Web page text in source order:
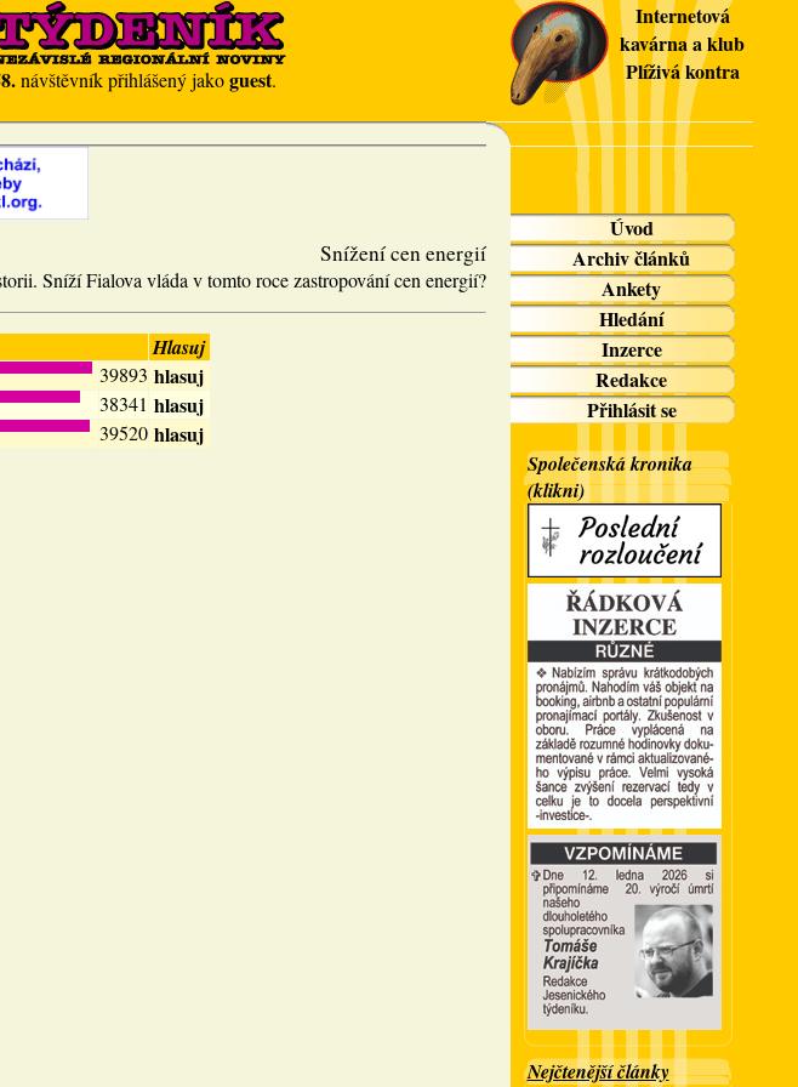
návštěvník přihlášený jakoguest.
Internetová
kavárna a klub
Plíživá kontra
Snížení cen energií
Sníží Fialova vláda v tomto roce zastropování cen energií?
Hlasuj
39893 hlasuj
38341 hlasuj
39520 hlasuj
Úvod
Archiv článků
Ankety
Hledání
Inzerce
Redakce
Přihlásit se
Společenská kronika
(klikni)
Nejčtenější články